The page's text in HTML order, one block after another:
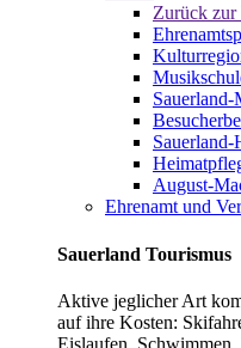
Zurück zur
Sauerland-
Sauerland-
August-
Ehrenamt und
Sauerland Tourismus
Aktive jeglicher Art
auf ihre Kosten:
Eislaufen, Schwimmen,